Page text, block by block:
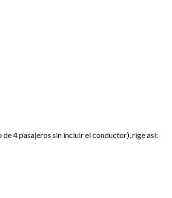
4 pasajeros sin incluir el conductor), rige así: